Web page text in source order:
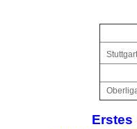
Erstes